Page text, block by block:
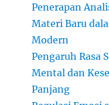
Penerapan
Materi Baru
Modern
Pengaruh Rasa
Mental dan
Panjang